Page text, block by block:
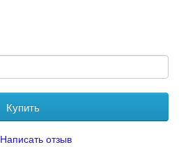
Купить
Написать отзыв